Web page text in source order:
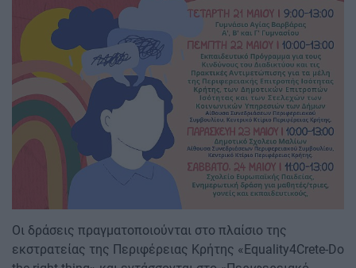
Οι δράσεις πραγματοποιούνται στο πλαίσιο της
εκστρατείας της Περιφέρειας Κρήτης «Equality4Crete-Do